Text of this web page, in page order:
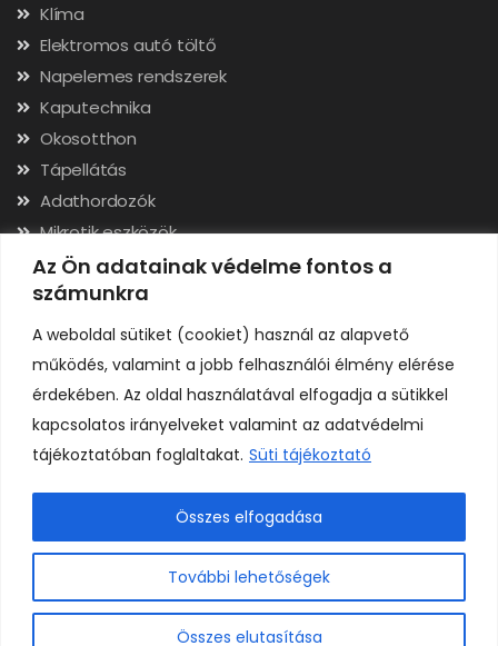
Az Ön adatainak védelme fontos a
számunkra
A weboldal sütiket (cookiet) használ az alapvető
működés, valamint a jobb felhasználói élmény elérése
érdekében. Az oldal használatával elfogadja a sütikkel
kapcsolatos irányelveket valamint az adatvédelmi
tájékoztatóban foglaltakat. Süti tájékoztató
További lehetőségek
Összes elutasítása
Összes elfogadása
Klíma
Elektromos autó töltő
Napelemes rendszerek
Kaputechnika
Okosotthon
Tápellátás
Adathordozók
Mikrotik eszközök
Hálózati kábelek, csatlakozók
Szerszámok
Elérhetőségek
Adószám: 24323257-2-02
Cégjegyzékszám: 02-09-079991
Bankszámla: 11731001-23136207